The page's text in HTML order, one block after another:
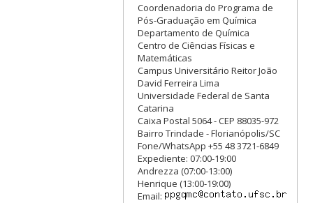
Coordenadoria do Programa de
Pós-Graduação em Química
Departamento de Química
Centro de Ciências Físicas e
Matemáticas
Campus Universitário Reitor João
David Ferreira Lima
Universidade Federal de Santa
Catarina
Caixa Postal 5064 - CEP 88035-972
Bairro Trindade - Florianópolis/SC
Fone/WhatsApp +55 48 3721-6849
Expediente: 07:00-19:00
Andrezza (07:00-13:00)
Henrique (13:00-19:00)
Email: